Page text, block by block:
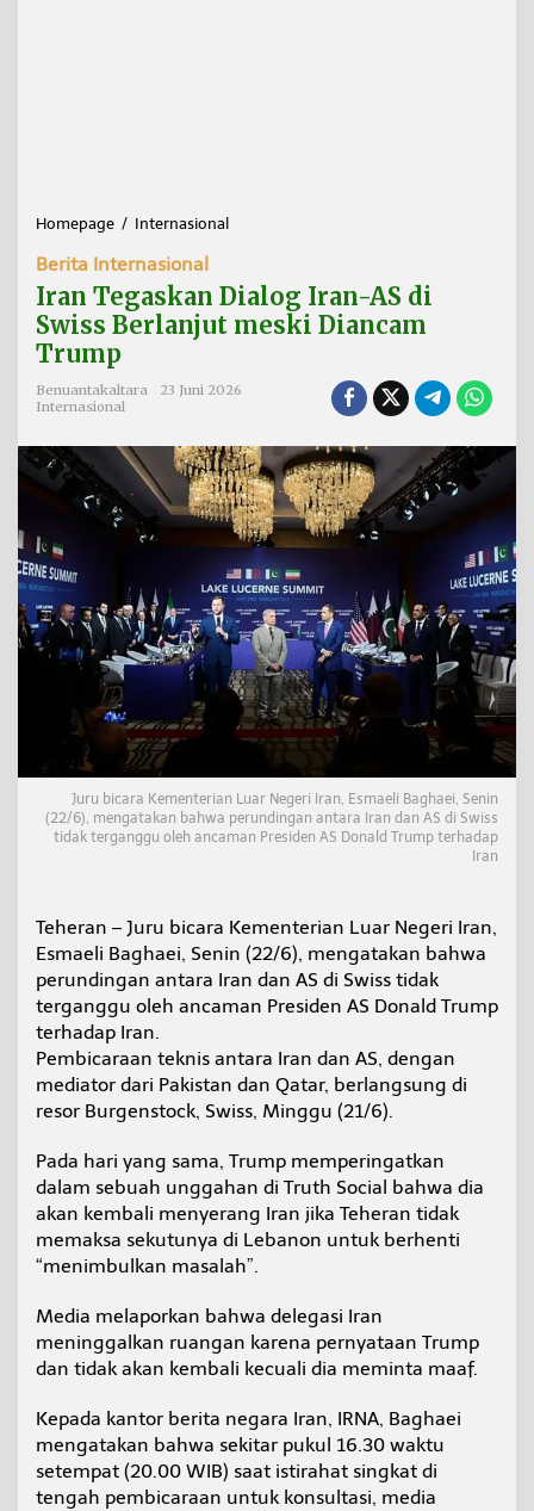
Homepage / Internasional
n
T
e
s
n
D
i
a
l
o
g
r
a
n
-
S
i
S
w
e
r
l
n
u
t
m
k
i
D
i
n
a
m
T
m
p
Berita Internasional
Iran Tegaskan Dialog Iran-AS di
Swiss Berlanjut meski Diancam
Trump
Benuantakaltara
23 Juni 2026
Internasional
Juru bicara Kementerian Luar Negeri Iran, Esmaeli Baghaei, Senin
(22/6), mengatakan bahwa perundingan antara Iran dan AS di Swiss
tidak terganggu oleh ancaman Presiden AS Donald Trump terhadap
Iran
Teheran – Juru bicara Kementerian Luar Negeri Iran,
Esmaeli Baghaei, Senin (22/6), mengatakan bahwa
perundingan antara Iran dan AS di Swiss tidak
terganggu oleh ancaman Presiden AS Donald Trump
terhadap Iran.
Pembicaraan teknis antara Iran dan AS, dengan
mediator dari Pakistan dan Qatar, berlangsung di
resor Burgenstock, Swiss, Minggu (21/6).
Pada hari yang sama, Trump memperingatkan
dalam sebuah unggahan di Truth Social bahwa dia
akan kembali menyerang Iran jika Teheran tidak
memaksa sekutunya di Lebanon untuk berhenti
“menimbulkan masalah”.
Media melaporkan bahwa delegasi Iran
meninggalkan ruangan karena pernyataan Trump
dan tidak akan kembali kecuali dia meminta maaf.
Kepada kantor berita negara Iran, IRNA, Baghaei
mengatakan bahwa sekitar pukul 16.30 waktu
setempat (20.00 WIB) saat istirahat singkat di
tengah pembicaraan untuk konsultasi, media